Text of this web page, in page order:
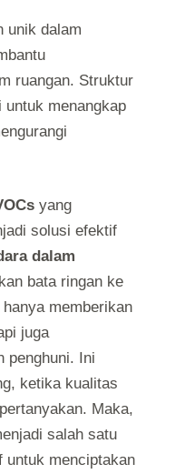
unik dalam
ruangan. Struktur
untuk menangkap
yang
solusi efektif
dalam
bata ringan ke
memberikan
juga
penghuni. Ini
ketika kualitas
Maka,
salah satu
untuk menciptakan